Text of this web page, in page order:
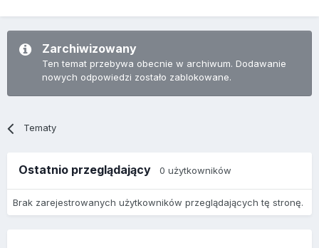
Zarchiwizowany
Ten temat przebywa obecnie w archiwum. Dodawanie
nowych odpowiedzi zostało zablokowane.
Tematy
Ostatnio przeglądający 0 użytkowników
Brak zarejestrowanych użytkowników przeglądających tę stronę.